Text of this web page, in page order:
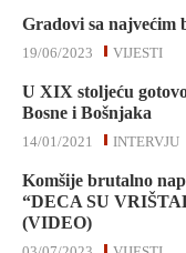
Gradovi sa najvećim
VIJESTI
19/06/2023
U XIX stoljeću
Bosne i Bošnjaka
INTERVJU
14/01/2021
Komšije brutalno
“DECA SU
(VIDEO)